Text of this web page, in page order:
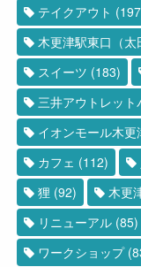
テイクアウト
木更津駅東口（
スイーツ (183)
三井アウトレッ
イオンモール木更
カフェ (112)
狸 (92) 木更
リニューアル (85)
ワークショップ